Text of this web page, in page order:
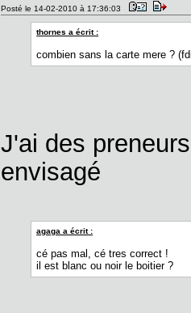
Posté le 14-02-2010 à 17:36:03
thornes a écrit :
combien sans la carte mere ?
J'ai des
envisagé
agaga a écrit :
cé pas mal, cé tres correct !
il est blanc ou noir le boitier ?